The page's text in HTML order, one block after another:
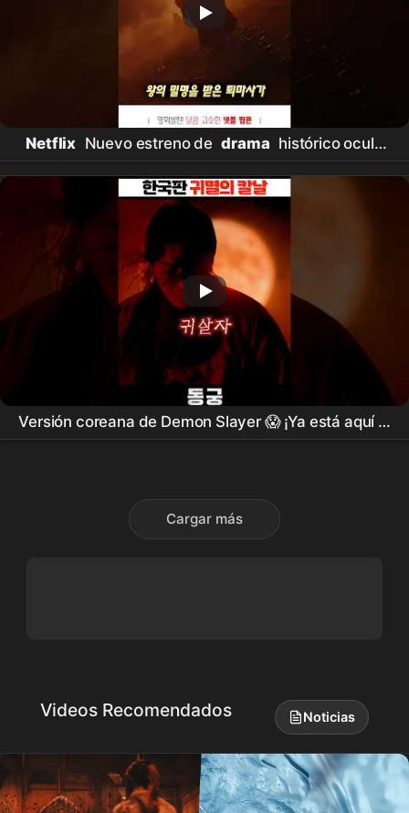
Netflix Nuevo estreno de drama histórico oculto
' 동궁 ' #Película # Netflix
Versión coreana de Demon Slayer 😱 ¡Ya está aquí el
drama histórico de misterio y ocultismo
Cargar más
Videos Recomendados Noticias